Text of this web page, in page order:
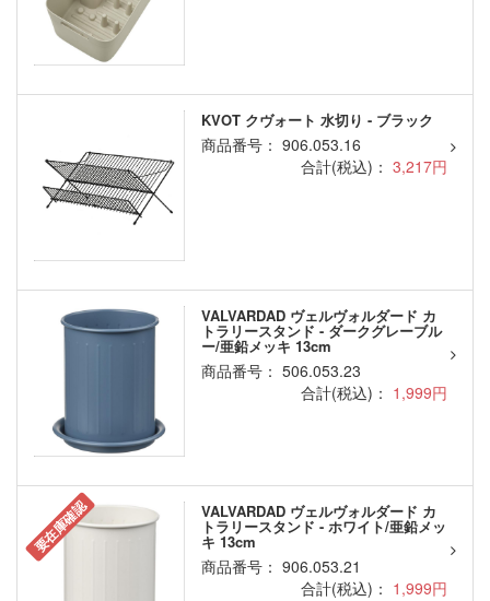
KVOT クヴォート 水切り - ブラック
商品番号： 906.053.16
合計(税込)： 3,217円
VALVARDAD ヴェルヴォルダード カ
トラリースタンド - ダークグレーブル
ー/亜鉛メッキ 13cm
商品番号： 506.053.23
合計(税込)： 1,999円
要在庫確認 VALVARDAD ヴェルヴォルダード カ
トラリースタンド - ホワイト/亜鉛メッ
キ 13cm
商品番号： 906.053.21
合計(税込)： 1,999円